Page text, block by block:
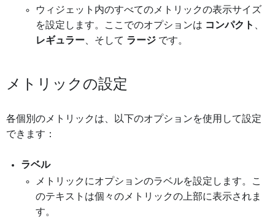
ウィジェット内のすべてのメトリックの表示サイズ
を設定します。ここでのオプションは コンパクト
レギュラー 、そして ラージ です。
メトリックの設定
各個別のメトリックは、以下のオプションを使用して設定
できます：
ラベル
メトリックにオプションのラベルを設定します。こ
のテキストは個々のメトリックの上部に表示されま
す。